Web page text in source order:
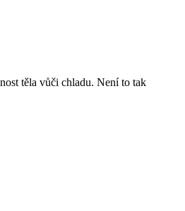
těla vůči chladu. Není to tak